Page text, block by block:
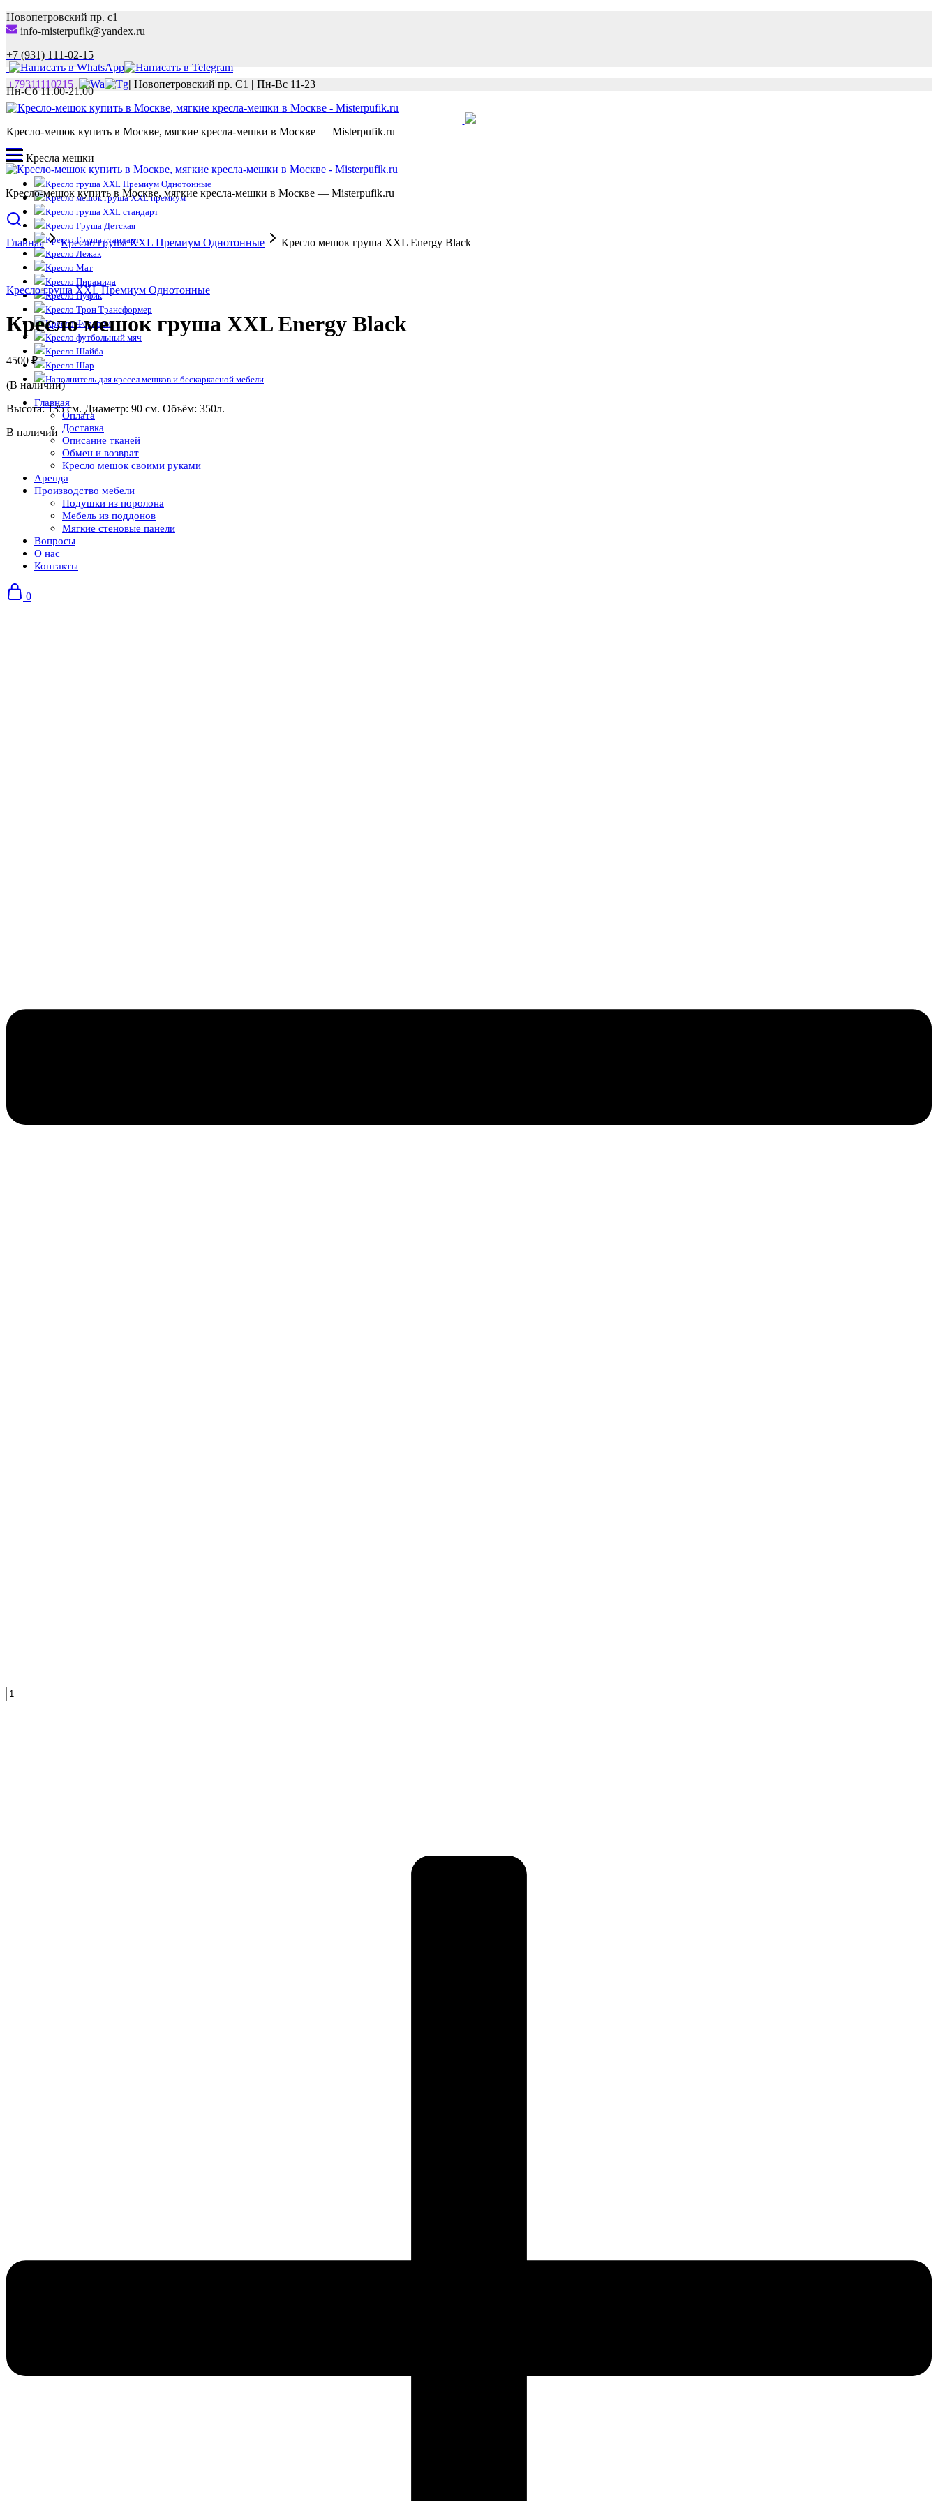
Новопетровский пр. с1
info-misterpufik@yandex.ru
+7 (931) 111-02-15
Пн-Сб 11.00-21.00
+79311110215 | Новопетровский пр. С1 | Пн-Вс 11-23
Кресло-мешок купить в Москве, мягкие кресла-мешки в Москве — Misterpufik.ru
Кресла мешки
Кресло груша XXL Премиум Однотонные
Кресло мешок груша XXL премиум
Кресло груша XXL стандарт
Кресло Груша Детская
Кресло Груша стандарт
Кресло Лежак
Кресло Мат
Кресло Пирамида
Кресло Пуфик
Кресло Трон Трансформер
Кресло Ферарри
Кресло футбольный мяч
Кресло Шайба
Кресло Шар
Наполнитель для кресел мешков и бескаркасной мебели
Главная
Оплата
Доставка
Описание тканей
Обмен и возврат
Кресло мешок своими руками
Аренда
Производство мебели
Подушки из поролона
Мебель из поддонов
Мягкие стеновые панели
Вопросы
О нас
Контакты
0
Кресло-мешок купить в Москве, мягкие кресла-мешки в Москве — Misterpufik.ru
Главная Кресло груша XXL Премиум Однотонные Кресло мешок груша XXL Energy Black
Кресло груша XXL Премиум Однотонные
Кресло мешок груша XXL Energy Black
4500 ₽
(В наличии)
Высота: 135 см. Диаметр: 90 см. Объём: 350л.
В наличии
Количество
товара